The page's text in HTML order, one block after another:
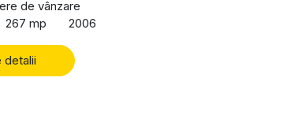
de vânzare
267 mp 2006
detalii